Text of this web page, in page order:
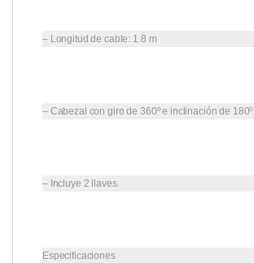
– Longitud de cable: 1.8 m
– Cabezal con giro de 360º e inclinación de 180º
– Incluye 2 llaves.
Especificaciones